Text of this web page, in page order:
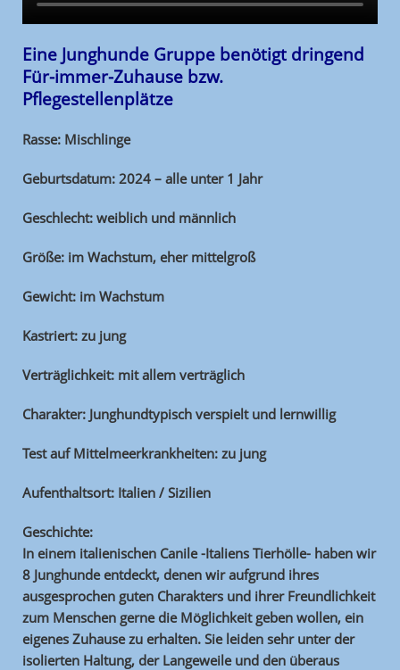
Eine Junghunde Gruppe benötigt dringend
Für-immer-Zuhause bzw.
Pflegestellenplätze
Rasse: Mischlinge
Geburtsdatum: 2024 – alle unter 1 Jahr
Geschlecht: weiblich und männlich
Größe: im Wachstum, eher mittelgroß
Gewicht: im Wachstum
Kastriert: zu jung
Verträglichkeit: mit allem verträglich
Charakter: Junghundtypisch verspielt und lernwillig
Test auf Mittelmeerkrankheiten: zu jung
Aufenthaltsort: Italien / Sizilien
Geschichte:
In einem italienischen Canile -Italiens Tierhölle- haben wir
8 Junghunde entdeckt, denen wir aufgrund ihres
ausgesprochen guten Charakters und ihrer Freundlichkeit
zum Menschen gerne die Möglichkeit geben wollen, ein
eigenes Zuhause zu erhalten. Sie leiden sehr unter der
isolierten Haltung, der Langeweile und den überaus